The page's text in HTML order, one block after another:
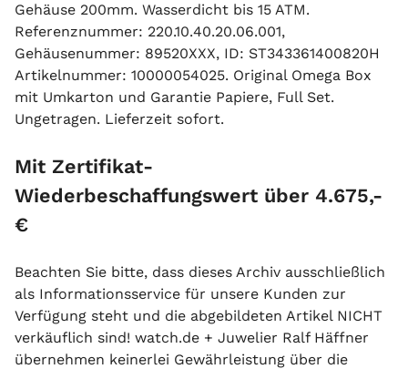
Gehäuse 200mm. Wasserdicht bis 15 ATM.
Referenznummer: 220.10.40.20.06.001,
Gehäusenummer: 89520XXX, ID: ST343361400820H
Artikelnummer: 10000054025. Original Omega Box
mit Umkarton und Garantie Papiere, Full Set.
Ungetragen. Lieferzeit sofort.
Mit Zertifikat-
Wiederbeschaffungswert über 4.675,-
€
Beachten Sie bitte, dass dieses Archiv ausschließlich
als Informationsservice für unsere Kunden zur
Verfügung steht und die abgebildeten Artikel NICHT
verkäuflich sind! watch.de + Juwelier Ralf Häffner
übernehmen keinerlei Gewährleistung über die